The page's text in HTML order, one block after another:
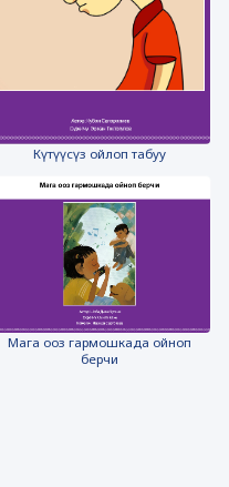
Күтүүсүз ойлоп табуу
Мага ооз гармошкада ойноп
берчи